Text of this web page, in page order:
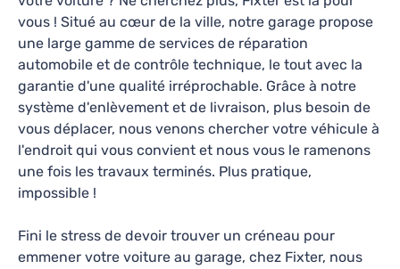
Ce qu’en disent nos clients
Super garagiste, m’a réparer ma voiture à la
dernière minute avant mon contrôle technique.
Ne fait pas changer des pièces s’il y en a pas
l’utilité. Top
M Oll —il y a 8 mois
Garage De L'Hexagone
vous ! Situé au cœur de la ville, notre garage propose
une large gamme de services de réparation
automobile et de contrôle technique, le tout avec la
garantie d'une qualité irréprochable. Grâce à notre
système d'enlèvement et de livraison, plus besoin de
vous déplacer, nous venons chercher votre véhicule à
l'endroit qui vous convient et nous vous le ramenons
une fois les travaux terminés. Plus pratique,
impossible !
Fini le stress de devoir trouver un créneau pour
emmener votre voiture au garage, chez Fixter, nous